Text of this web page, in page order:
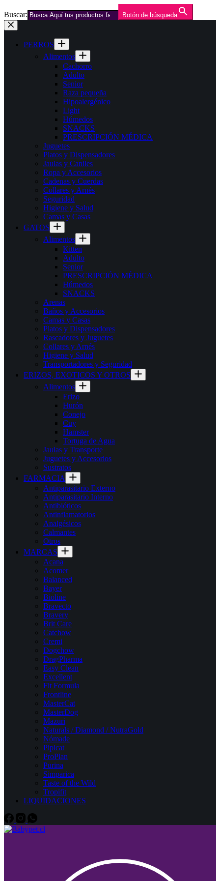
Buscar: Botón de búsqueda
Saltar
al
contenidoPERROS
Alimentos
Cachorro
Adulto
Senior
Raza pequeña
Hipoalergénico
Light
Húmedos
SNACKS
PRESCRIPCIÓN MÉDICA
Juguetes
Platos y Dispensadores
Jaulas y Caniles
Ropa y Accesorios
Cadenas y Cuerdas
Collares y Arnés
Seguridad
Higiene y Salud
Camas y Casas
GATOS
Alimentos
Kitten
Adulto
Senior
PRESCRIPCIÓN MÉDICA
Húmedos
SNACKS
Arenas
Baños y Accesorios
Camas y Casas
Platos y Dispensadores
Rascadores y Juguetes
Collares y Arnés
Higiene y Salud
Transportadores y Seguridad
ERIZOS, EXOTICOS Y OTROS
Alimentos
Erizo
Hurón
Conejo
Cuy
Hamster
Tortuga de Agua
Jaulas y Transporte
Juguetes y Accesorios
Sustratos
FARMACIA
Antiparasitario Externo
Antiparasitario Interno
Antibióticos
Antinflamatorios
Analgésicos
Calmantes
Otros
MARCAS
Acana
Acomer
Balanced
Bayer
Bioline
Bravecto
Bravery
Brit Care
Catchow
Cremi
Dogchow
DragPharma
Easy Clean
Excellent
Fit Formula
Frontline
MasterCat
MasterDog
Mazuri
Naturals / Diamond / NutraGold
Nómade
Pipicat
ProPlan
Purina
Simparica
Taste of the Wild
Tropifit
LIQUIDACIONES